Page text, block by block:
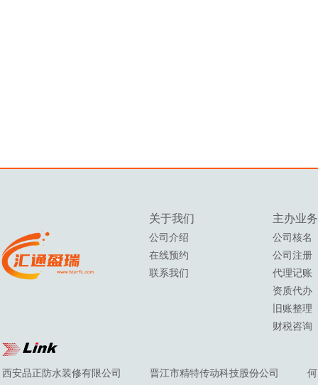
关于我们
公司介绍
在线预约
联系我们
主办业务
公司核名
公司注册
代理记账
资质代办
旧账整理
财税咨询
西安品正防水装修有限公司 晋江市精特传动科技股份公司